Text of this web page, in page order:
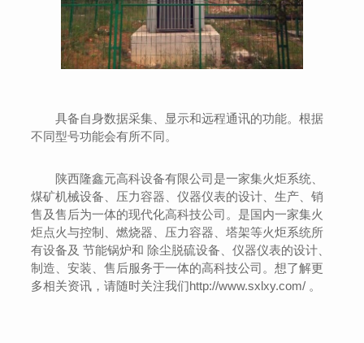
具备自身数据采集、显示和远程通讯的功能。根据
不同型号功能会有所不同。
陕西隆鑫元高科设备有限公司是一家集火炬系统、
煤矿机械设备、压力容器、仪器仪表的设计、生产、销
售及售后为一体的现代化高科技公司。是国内一家集火
炬点火与控制、燃烧器、压力容器、塔架等火炬系统所
有设备及 节能锅炉和 除尘脱硫设备、仪器仪表的设计、
制造、安装、售后服务于一体的高科技公司。想了解更
多相关资讯，请随时关注我们http://www.sxlxy.com/ 。